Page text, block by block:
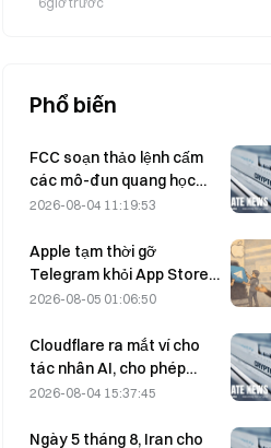
nhất thành một khoản vay trả gốc
Phổ biến
FCC soạn thảo lệnh cấm
các mô-đun quang học
của Trung Quốc dùng cho
có nguy cơ bị ảnh hưởng
tới 27% thị phần
2026-08-04 11:19:53
Apple tạm thời gỡ
Telegram khỏi App Store
vì CSAM; Durov bác bỏ cáo
đã hứng chịu “một cuộc
tấn công an ninh”.
2026-08-05 01:06:50
Cloudflare ra mắt ví cho
tác nhân AI, cho phép
thanh toán API tự chủ vào
2026-08-04 15:37:45
Ngày 5 tháng 8, Iran cho